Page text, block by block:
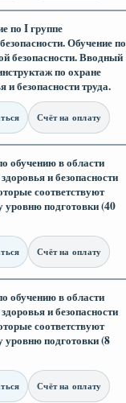
по I группе
Обучение по
безопасности. Вводный
по охране
и безопасности труда.
Счёт на оплату
обучению в области
и безопасности
соответствуют
уровню подготовки (40
Счёт на оплату
обучению в области
и безопасности
соответствуют
уровню подготовки (8
Счёт на оплату